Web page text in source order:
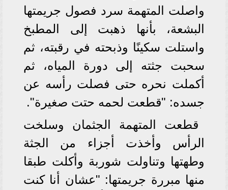
واصلت المتهمة سرد فصول جريمتها
البشعة، بأنها ذهبت إلى المطبخ
واستلت سكينًا وذبحته في رقبته، ثم
سحبت جثته إلى دورة المياه، ثم
أكملت نحره حتى فصلت رأسه عن
جسده: "قطعت لحمه حتت صغيرة".
قطعت المتهمة الجثمان وسلخت
الرأس وأخذت أجزاء من الجثة
وطهتها وتناولت شوربة وأكلت طبقا
منها مبررة جريمتها: "عشان أنا كنت